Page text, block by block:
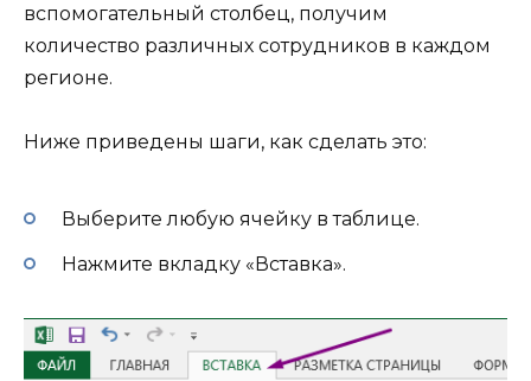
вспомогательный столбец, получим
количество различных сотрудников в каждом
регионе.
Ниже приведены шаги, как сделать это:
Выберите любую ячейку в таблице.
Нажмите вкладку «Вставка».